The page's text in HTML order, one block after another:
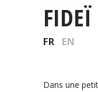
FR EN
Dans une